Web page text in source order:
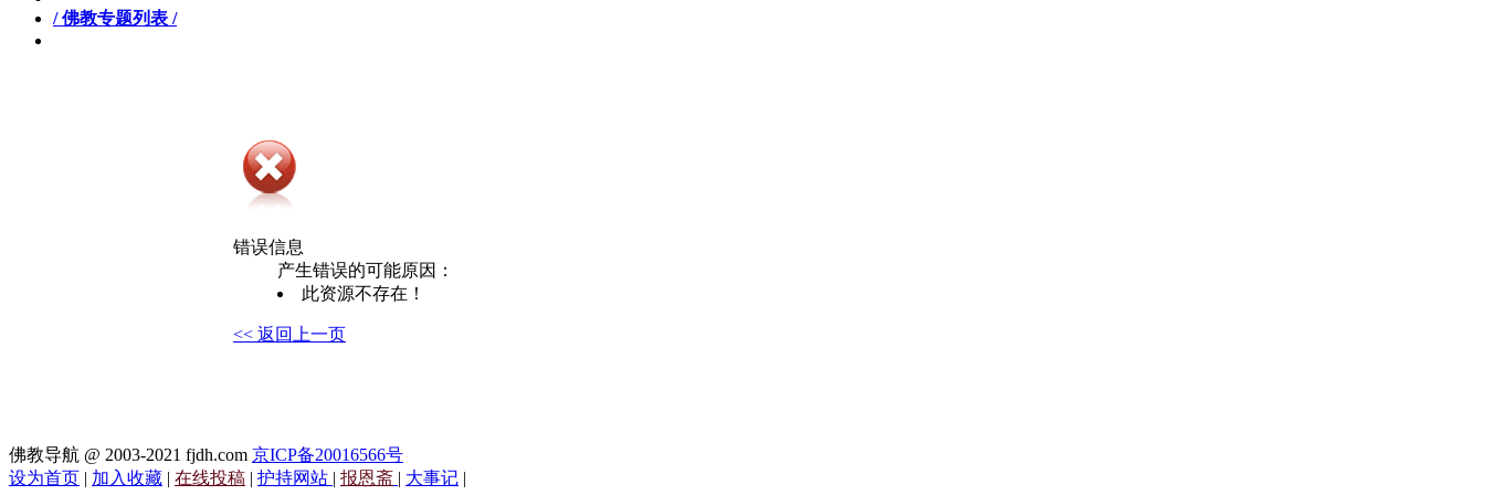
/ 佛教专题列表 /
错误信息
产生错误的可能原因：
此资源不存在！
<< 返回上一页
佛教导航 @ 2003-2021 fjdh.com 京ICP备20016566号
设为首页 | 加入收藏 | 在线投稿 | 护持网站 | 报恩斋 | 大事记 |